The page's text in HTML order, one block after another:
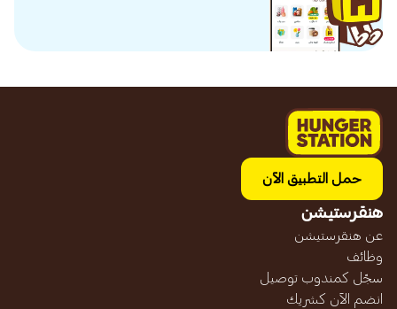
حمل التطبيق الآن
هنقرستيشن
عن هنقرستيشن
وظائف
سجّل كمندوب توصيل
انضم الآن كشريك